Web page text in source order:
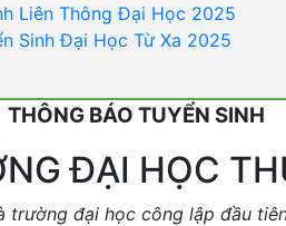
Liên Thông Đại Học 2025
Sinh Đại Học Từ Xa 2025
THÔNG BÁO TUYỂN SINH
ĐẠI HỌC
trường đại học công lập đầu